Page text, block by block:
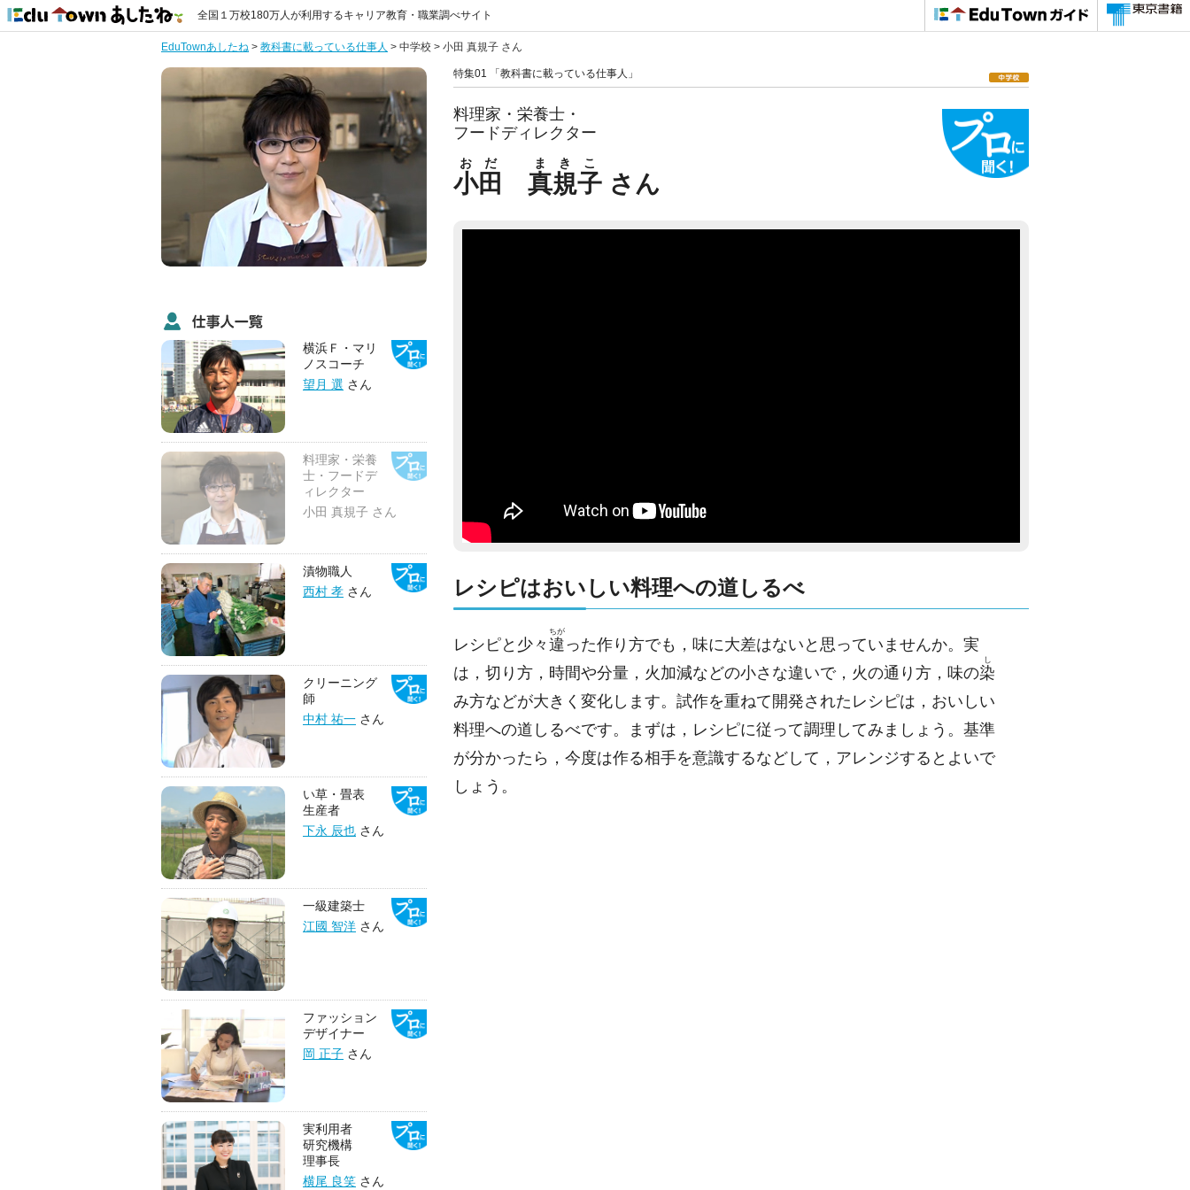
全国１万校180万人が利用するキャリア教育・職業調べサイト
EduTownあしたね > 教科書に載っている仕事人 > 中学校 > 小田 真規子 さん
特集01 「教科書に載っている仕事人」
料理家・栄養士・
フードディレクター
小田
おだ
真規子
まきこ
さん
レシピはおいしい料理への道しるべ
レシピと少々 違
ちが
った作り方でも，味に大差はないと思っていませんか。実
は，切り方，時間や分量，火加減などの小さな違いで，火の通り方，味の染
し
み方などが大きく変化します。試作を重ねて開発されたレシピは，おいしい
料理への道しるべです。まずは，レシピに従って調理してみましょう。基準
が分かったら，今度は作る相手を意識するなどして，アレンジするとよいで
しょう。
横浜Ｆ・マリ
ノスコーチ
望月 選 さん
料理家・栄養
士・フードデ
ィレクター
小田 真規子 さん
漬物職人
西村 孝 さん
クリーニング
師
中村 祐一 さん
い草・畳表
生産者
下永 辰也 さん
一級建築士
江國 智洋 さん
ファッション
デザイナー
岡 正子 さん
実利用者
研究機構
理事長
横尾 良笑 さん